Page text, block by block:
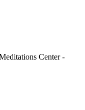
Center -